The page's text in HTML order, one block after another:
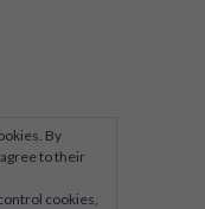
By
to their
cookies,